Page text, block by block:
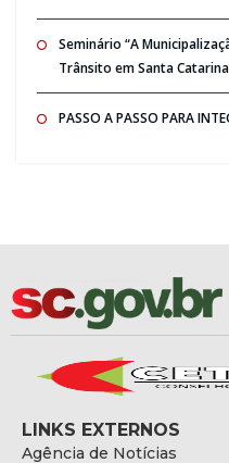
Seminário “A
Trânsito em Santa
PASSO A PASSO PARA
LINKS EXTERNOS
Agência de Notícias